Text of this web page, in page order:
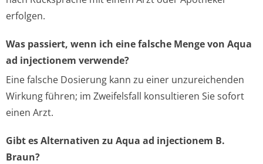
erfolgen.
Was passiert, wenn ich eine falsche Menge von Aqua
ad injectionem verwende?
Eine falsche Dosierung kann zu einer unzureichenden
Wirkung führen; im Zweifelsfall konsultieren Sie sofort
einen Arzt.
Gibt es Alternativen zu Aqua ad injectionem B.
Braun?